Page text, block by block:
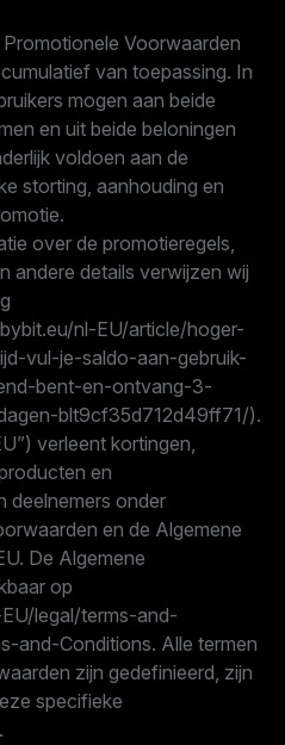
Voorwaarden
van toepassing. In
mogen aan beide
en uit beide beloningen
voldoen aan de
storting, aanhouding en
over de promotieregels,
andere details verwijzen wij
nl-EU/article/hoger-
vul-je-saldo-aan-gebruik-
bent-en-ontvang-3-
blt9cf35d712d49ff71/).
verleent kortingen,
en
deelnemers onder
en de Algemene
De Algemene
op
legal/terms-and-
and-Conditions. Alle termen
zijn gedefinieerd, zijn
specifieke